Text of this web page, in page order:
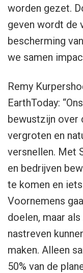
worden gezet.
geven wordt de
bescherming
we samen
Remy
EarthToday:
bewustzijn over
vergroten en
versnellen. Met
en bedrijven
te komen en
Voornemens
doelen, maar
nastreven
maken. Alleen
50% van de